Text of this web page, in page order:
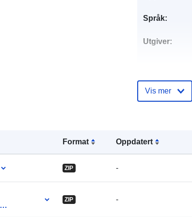
Format Oppdatert
ZIP -
ZIP -
Språk:
Utgiver:
Vis mer